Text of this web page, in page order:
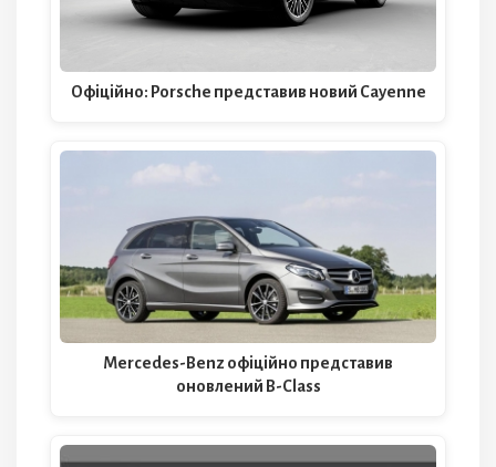
Офіційно: Porsche представив новий Cayenne
Mercedes-Benz офіційно представив
оновлений B-Class